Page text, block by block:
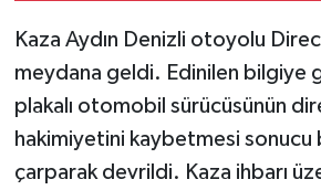
Kaza Aydın Denizli otoyolu
meydana geldi. Edinilen bilgiye
plakalı otomobil sürücüsünün
hakimiyetini kaybetmesi sonucu
çarparak devrildi. Kaza ihbarı